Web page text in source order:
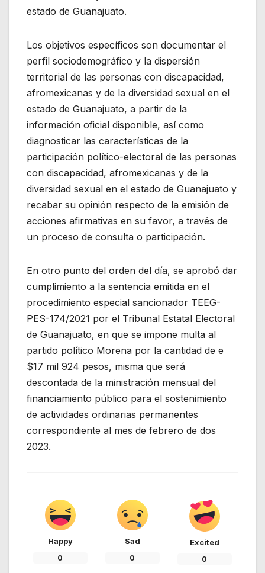
estado de Guanajuato.
Los objetivos específicos son documentar el
perfil sociodemográfico y la dispersión
territorial de las personas con discapacidad,
afromexicanas y de la diversidad sexual en el
estado de Guanajuato, a partir de la
información oficial disponible, así como
diagnosticar las características de la
participación político-electoral de las personas
con discapacidad, afromexicanas y de la
diversidad sexual en el estado de Guanajuato y
recabar su opinión respecto de la emisión de
acciones afirmativas en su favor, a través de
un proceso de consulta o participación.
En otro punto del orden del día, se aprobó dar
cumplimiento a la sentencia emitida en el
procedimiento especial sancionador TEEG-
PES-174/2021 por el Tribunal Estatal Electoral
de Guanajuato, en que se impone multa al
partido político Morena por la cantidad de e
$17 mil 924 pesos, misma que será
descontada de la ministración mensual del
financiamiento público para el sostenimiento
de actividades ordinarias permanentes
correspondiente al mes de febrero de dos
2023.
Happy
0
Sad
0
Excited
0